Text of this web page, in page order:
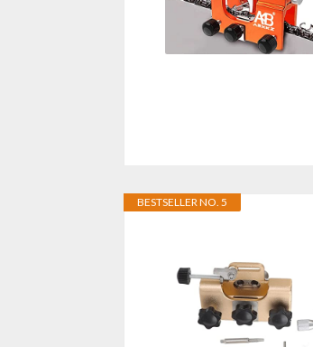
BESTSELLER NO. 5